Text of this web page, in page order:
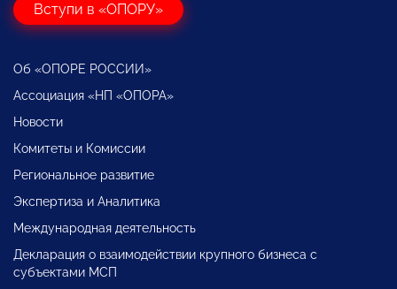
Вступи в «ОПОРУ»
Об «ОПОРЕ РОССИИ»
Ассоциация «НП «ОПОРА»
Новости
Комитеты и Комиссии
Региональное развитие
Экспертиза и Аналитика
Международная деятельность
Декларация о взаимодействии крупного бизнеса с
субъектами МСП